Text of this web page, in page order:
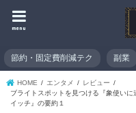
menu
節約・固定費削減テク 副業
HOME エンタメ
レビュー
ブライトスポットを見つける『象使い
イッチ』の要約１